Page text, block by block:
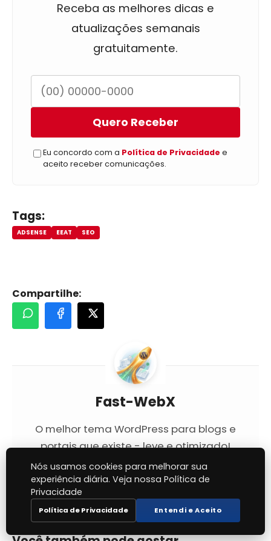
Receba as melhores dicas e
atualizações semanais
gratuitamente.
Quero Receber
Eu concordo com a Política de Privacidade e
aceito receber comunicações.
Tags:
ADSENSE EEAT SEO
Compartilhe:
Fast-WebX
O melhor tema WordPress para blogs e
portais que existe - leve e otimizado!
Site do Autor
Nós usamos cookies para melhorar sua
experiência diária. Veja nossa Política de
Privacidade
Política de Privacidade Entendi e Aceito